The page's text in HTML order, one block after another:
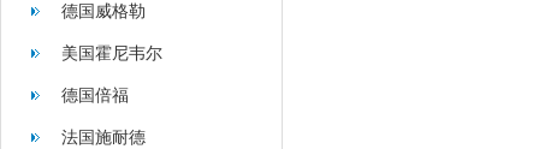
德国威格勒
美国霍尼韦尔
德国倍福
法国施耐德